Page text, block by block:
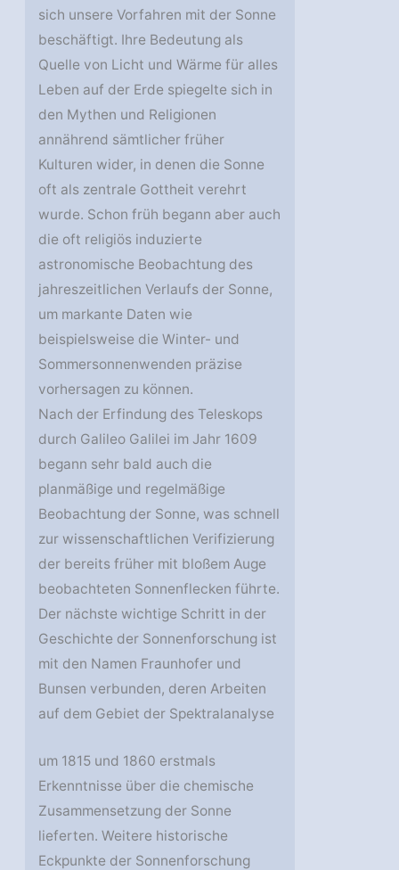
sich unsere Vorfahren mit der Sonne
beschäftigt. Ihre Bedeutung als
Quelle von Licht und Wärme für alles
Leben auf der Erde spiegelte sich in
den Mythen und Religionen
annährend sämtlicher früher
Kulturen wider, in denen die Sonne
oft als zentrale Gottheit verehrt
wurde. Schon früh begann aber auch
die oft religiös induzierte
astronomische Beobachtung des
jahreszeitlichen Verlaufs der Sonne,
um markante Daten wie
beispielsweise die Winter- und
Sommersonnenwenden präzise
vorhersagen zu können.
Nach der Erfindung des Teleskops
durch Galileo Galilei im Jahr 1609
begann sehr bald auch die
planmäßige und regelmäßige
Beobachtung der Sonne, was schnell
zur wissenschaftlichen Verifizierung
der bereits früher mit bloßem Auge
beobachteten Sonnenflecken führte.
Der nächste wichtige Schritt in der
Geschichte der Sonnenforschung ist
mit den Namen Fraunhofer und
Bunsen verbunden, deren Arbeiten
auf dem Gebiet der Spektralanalyse
um 1815 und 1860 erstmals
Erkenntnisse über die chemische
Zusammensetzung der Sonne
lieferten. Weitere historische
Eckpunkte der Sonnenforschung